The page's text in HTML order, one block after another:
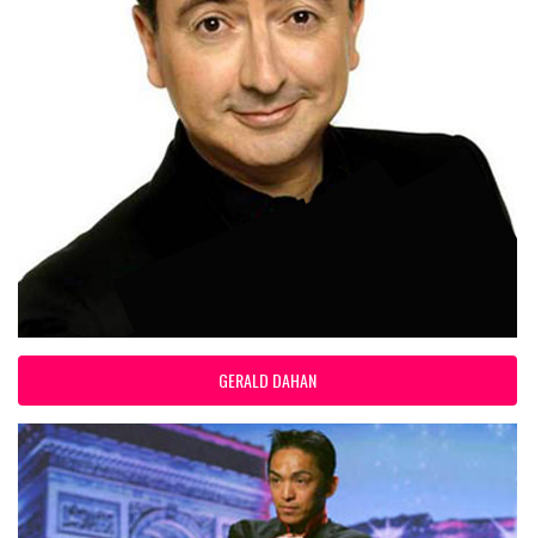
GERALD DAHAN